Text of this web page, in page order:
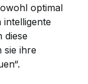
optimal
diese
sie ihre